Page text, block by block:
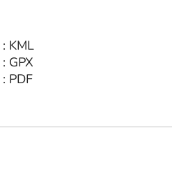
: KML
: GPX
: PDF